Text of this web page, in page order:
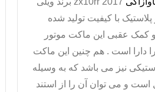
از فلز و پلاستیک با کیفیت تولید شده
عقبی این ماکت موتور
دارا است . هم چنین این ماکت
نیز می باشد که به وسیله
و می توان آن را از استند